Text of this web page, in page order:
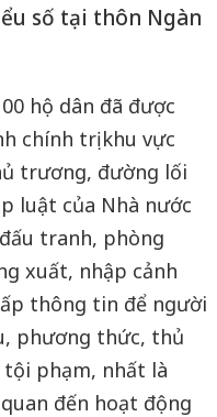
số tại thôn Ngàn
hộ dân đã được
chính trị khu vực
trương, đường lối
luật của Nhà nước
tranh, phòng
xuất, nhập cảnh
thông tin để người
phương thức, thủ
tội phạm, nhất là
đến hoạt động